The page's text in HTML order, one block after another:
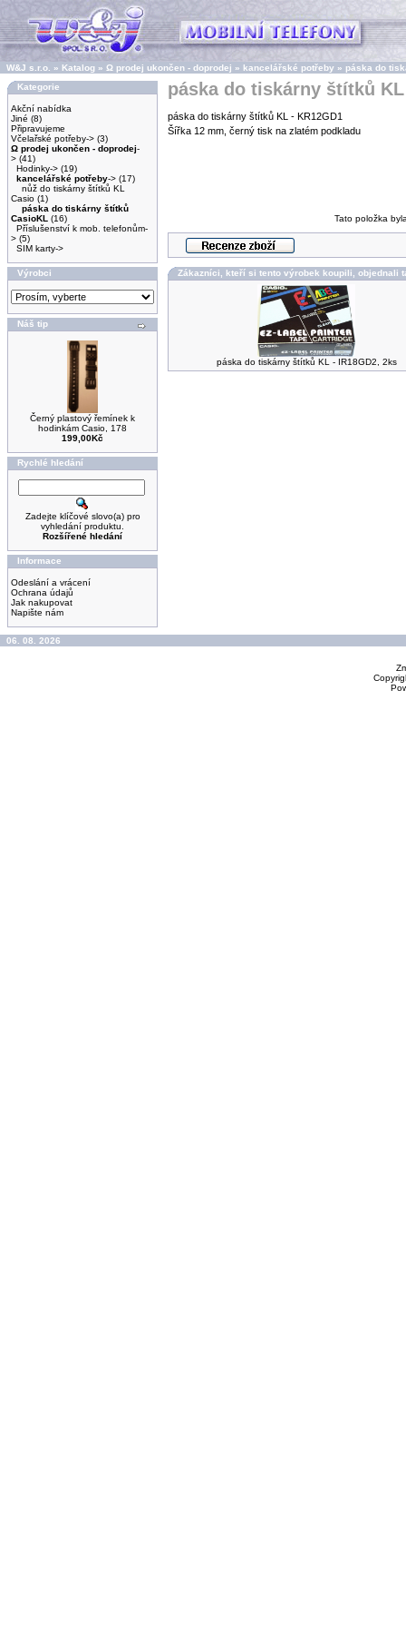
W&J s.r.o. » Katalog » Ω prodej ukončen - doprodej » kancelářské potřeby » páska do
Kategorie
Akční nabídka
Jiné (8)
Připravujeme
Včelařské potřeby-> (3)
Ω prodej ukončen - doprodej-
> (41)
Hodinky-> (19)
kancelářské potřeby-> (17)
nůž do tiskárny štítků KL
Casio (1)
páska do tiskárny štítků
CasioKL (16)
Příslušenství k mob. telefonům-
> (5)
SIM karty->
Výrobci
Náš tip
Černý plastový řemínek k
hodinkám Casio, 178
199,00Kč
Rychlé hledání
Zadejte klíčové slovo(a) pro
vyhledání produktu.
Rozšířené hledání
Informace
Odeslání a vrácení
Ochrana údajů
Jak nakupovat
Napište nám
páska do tiskárny štítků KL
páska do tiskárny štítků KL - KR12GD1
Šířka 12 mm, černý tisk na zlatém podkladu
Tato položka
Zákazníci, kteří si tento výrobek koupili, objednali
páska do tiskárny štítků KL - IR18GD2, 2ks
06. 08. 2026